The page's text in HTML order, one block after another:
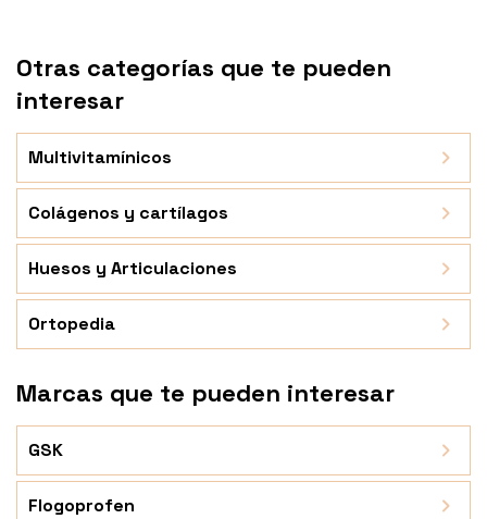
Otras categorías que te pueden
interesar
Multivitamínicos
Colágenos y cartílagos
Huesos y Articulaciones
Ortopedia
Marcas que te pueden interesar
GSK
Flogoprofen